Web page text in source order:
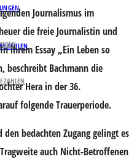
Journalismus im
die freie Journalistin und
ihrem Essay „Ein Leben so
beschreibt Bachmann die
Hera in der 36.
folgende Trauerperiode.
bedachten Zugang gelingt es
auch Nicht-Betroffenen